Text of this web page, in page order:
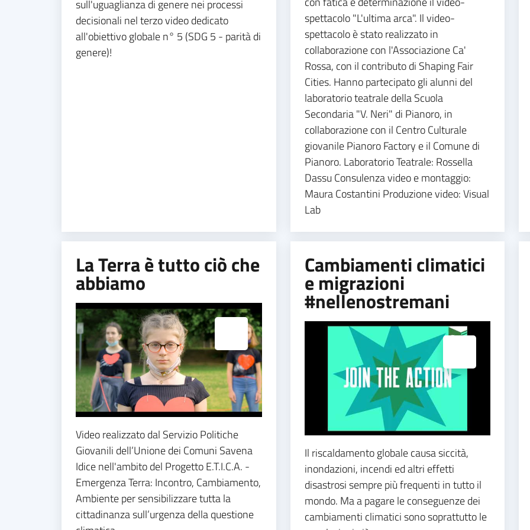
sull'uguaglianza di genere nei processi
decisionali nel terzo video dedicato
all'obiettivo globale n° 5 (SDG 5 - parità di
genere)!
spettacolo "L'ultima arca". Il video-
spettacolo è stato realizzato in
collaborazione con l'Associazione Ca'
Rossa, con il contributo di Shaping Fair
Cities. Hanno partecipato gli alunni del
laboratorio teatrale della Scuola
Secondaria "V. Neri" di Pianoro, in
collaborazione con il Centro Culturale
giovanile Pianoro Factory e il Comune di
Pianoro. Laboratorio Teatrale: Rossella
Dassu Consulenza video e montaggio:
Maura Costantini Produzione video: Visual
Lab
La Terra è tutto ciò che
abbiamo
Espandi popup
Video realizzato dal Servizio Politiche
Giovanili dell’Unione dei Comuni Savena
Idice nell'ambito del Progetto E.T.I.C.A. -
Emergenza Terra: Incontro, Cambiamento,
Ambiente per sensibilizzare tutta la
cittadinanza sull’urgenza della questione
Cambiamenti climatici
e migrazioni
#nellenostremani
Espandi popup
Il riscaldamento globale causa siccità,
inondazioni, incendi ed altri effetti
disastrosi sempre più frequenti in tutto il
mondo. Ma a pagare le conseguenze dei
cambiamenti climatici sono soprattutto le